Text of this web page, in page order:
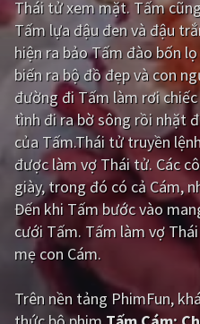
Giật gân
Bí ẩn
Viễn Tây
GameShow
QUỐC GIA
Âu - Mỹ
Hàn Quốc
Ấn Độ
Thái tử xem mặt. Tấm
Tấm lựa đậu đen và đậu
hiện ra bảo Tấm đào bốn
biến ra bộ đồ đẹp và con
đường đi Tấm làm rơi
tình đi ra bờ sông rồi nhặt
của Tấm.Thái tử truyền
được làm vợ Thái tử. Các
giày, trong đó có cả Cám,
Đến khi Tấm bước vào
cưới Tấm. Tấm làm vợ
mẹ con Cám.
Trên nền tảng PhimFun,